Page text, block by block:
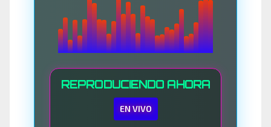
REPRODUCIENDO AHORA
EN VIVO